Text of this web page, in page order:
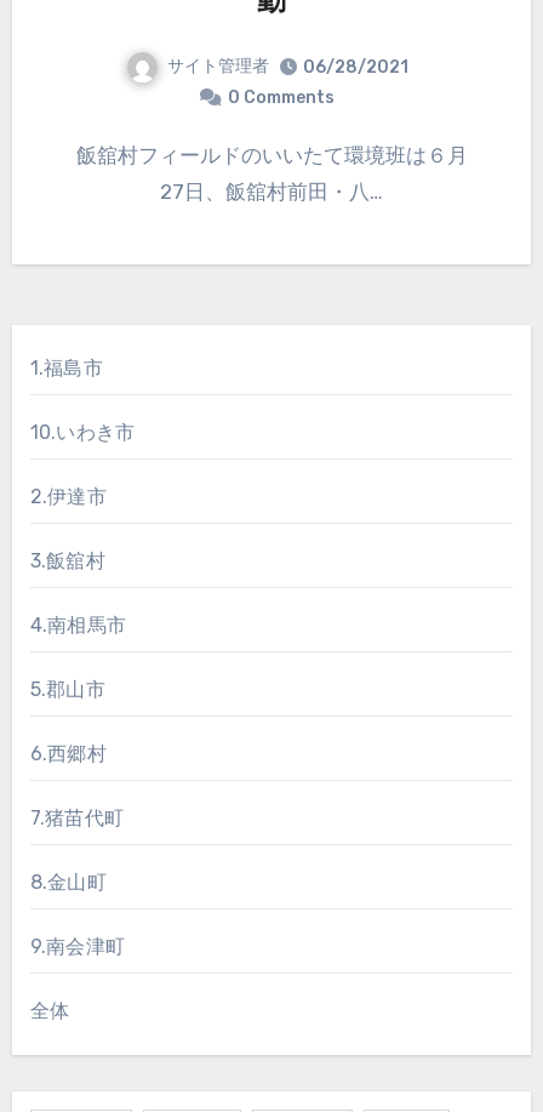
サイト管理者
06/28/2021
0 Comments
飯舘村フィールドのいいたて環境班は６月
27日、飯舘村前田・八…
1.福島市
10.いわき市
2.伊達市
3.飯舘村
4.南相馬市
5.郡山市
6.西郷村
7.猪苗代町
8.金山町
9.南会津町
全体